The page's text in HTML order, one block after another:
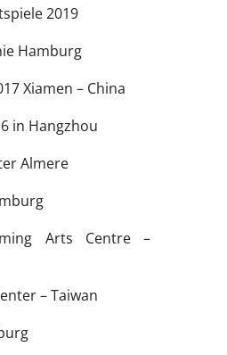
2019
Hamburg
Xiamen – China
in Hangzhou
Almere
Arts Centre –
– Taiwan